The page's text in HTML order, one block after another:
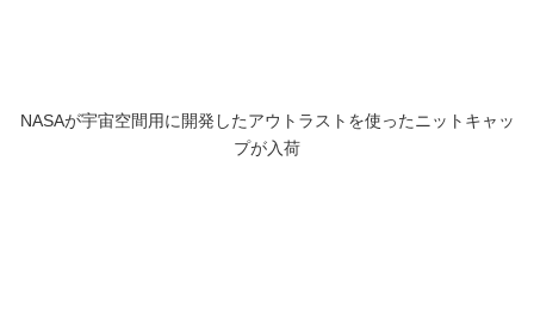
NASAが宇宙空間用に開発したアウトラストを使ったニットキャッ
プが入荷